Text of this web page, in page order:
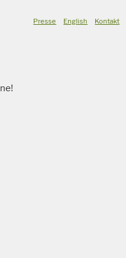
Presse English Kontakt